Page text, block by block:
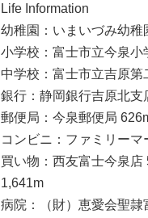
Life Information
幼稚園：いまいづみ幼稚
小学校：富士市立今泉小
中学校：富士市立吉原第
銀行：静岡銀行吉原北支
郵便局：今泉郵便局
コンビニ：ファミリー
買い物：西友富士今泉
1,641m
病院：（財）恵愛会聖隷